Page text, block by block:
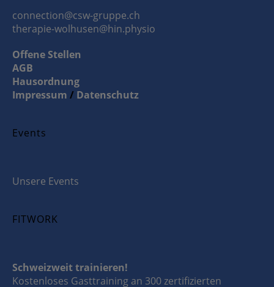
connection@csw-gruppe.ch
therapie-wolhusen@hin.physio
Offene Stellen
AGB
Hausordnung
Impressum / Datenschutz
Events
Unsere Events
FITWORK
Schweizweit trainieren!
Kostenloses Gasttraining an 300 zertifizierten